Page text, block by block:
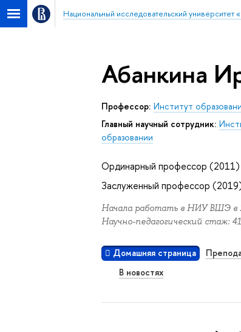
Национальный исследовательский университет
Абанкина
Профессор: Институт
главный научный сотрудник:
образовании
Ординарный профессор (2011)
Заслуженный профессор
Начала работать в НИУ ВШЭ в
Научно-педагогический стаж:
Домашняя страница
В новостях